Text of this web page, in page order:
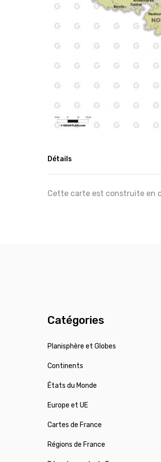
Détails
Cette carte est construite en
Catégories
Planisphère et Globes
Continents
États du Monde
Europe et UE
Cartes de France
Régions de France